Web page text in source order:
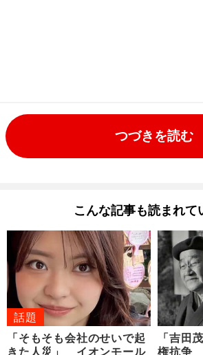
つづきを読む
こんな記事も読まれて
話題
「そもそも会社のせいで起
きた人災」 イオンモール
「吉田
権抗争